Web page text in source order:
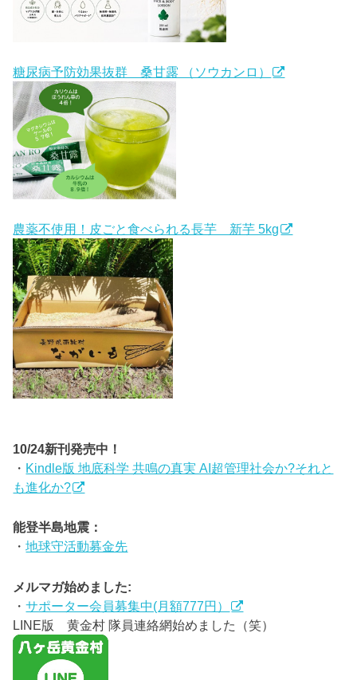
糖尿病予防効果抜群 桑甘露 （ソウカンロ）
農薬不使用！皮ごと食べられる長芋 新芋 5kg
10/24新刊発売中！
・ Kindle版 地底科学 共鳴の真実 AI超管理社会か?それと
も進化か?
能登半島地震：
・地球守活動募金先
メルマガ始めました:
・サポーター会員募集中(月額777円）
LINE版 黄金村 隊員連絡網始めました（笑）